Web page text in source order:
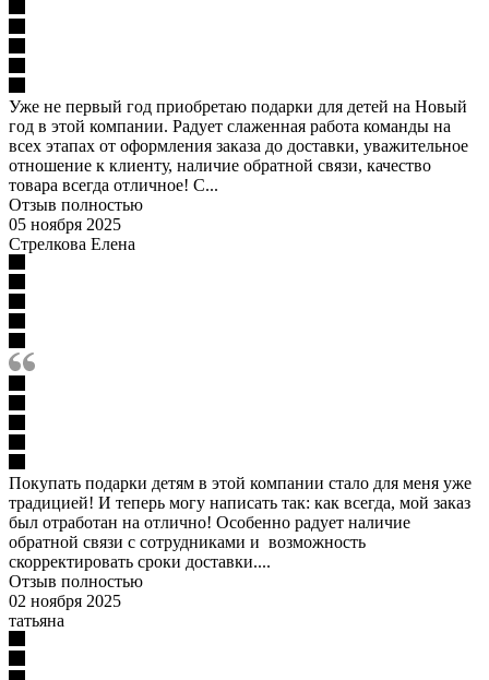
Уже не первый год приобретаю подарки для детей на Новый
год в этой компании. Радует слаженная работа команды на
всех этапах от оформления заказа до доставки, уважительное
отношение к клиенту, наличие обратной связи, качество
товара всегда отличное! С...
Отзыв полностью
05 ноября 2025
Стрелкова Елена
Покупать подарки детям в этой компании стало для меня уже
традицией! И теперь могу написать так: как всегда, мой заказ
был отработан на отлично! Особенно радует наличие
обратной связи с сотрудниками и возможность
скорректировать сроки доставки....
Отзыв полностью
02 ноября 2025
татьяна